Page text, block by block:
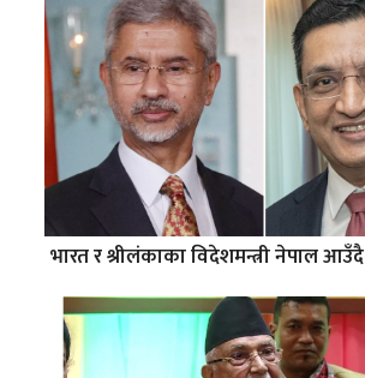
भारत र श्रीलंकाका विदेशमन्त्री नेपाल आउँदै